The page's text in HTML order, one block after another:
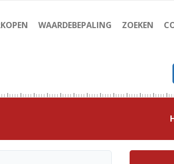
WAARDEBEPALING ZOEKEN